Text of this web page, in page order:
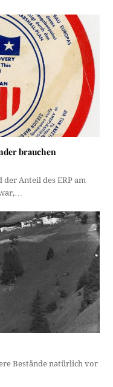
brauchen
Anteil des ERP am
Bestände natürlich vor